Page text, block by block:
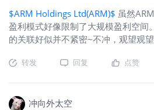
$ARM Holdings Ltd(ARM)$ 虽然
盈利模式好像限制了大规模盈利空间
的关联好似并不紧密~不冲，观望观
转发 回复 点赞
冲向外太空